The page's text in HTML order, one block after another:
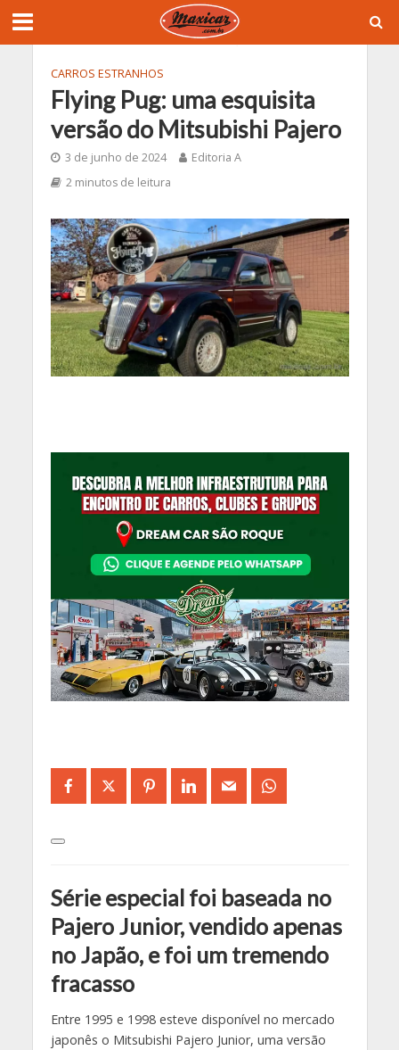
CARROS ESTRANHOS
Flying Pug: uma esquisita
versão do Mitsubishi Pajero
3 de junho de 2024
Editoria A
2 minutos de leitura
Série especial foi baseada no
Pajero Junior, vendido apenas
no Japão, e foi um tremendo
fracasso
Entre 1995 e 1998 esteve disponível no mercado
japonês o Mitsubishi Pajero Junior, uma versão